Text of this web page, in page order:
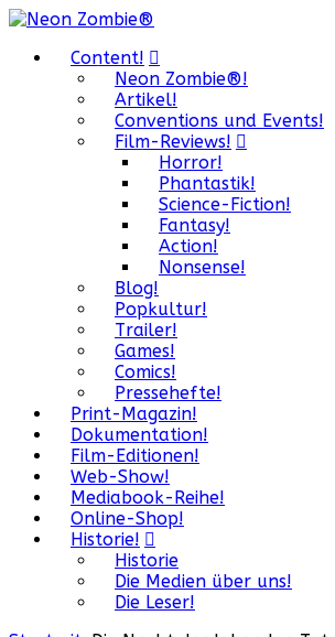
Content!
Neon Zombie®!
Artikel!
Conventions und Events!
Film-Reviews!
Horror!
Phantastik!
Science-Fiction!
Fantasy!
Action!
Nonsense!
Blog!
Popkultur!
Trailer!
Games!
Comics!
Pressehefte!
Print-Magazin!
Dokumentation!
Film-Editionen!
Web-Show!
Mediabook-Reihe!
Online-Shop!
Historie!
Historie
Die Medien über uns!
Die Leser!